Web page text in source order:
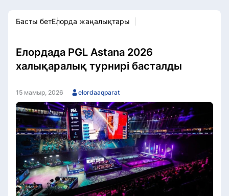
Басты бетЕлорда жаңалықтары
Елордада PGL Astana 2026
халықаралық турнирі басталды
15 мамыр, 2026 elordaaqparat